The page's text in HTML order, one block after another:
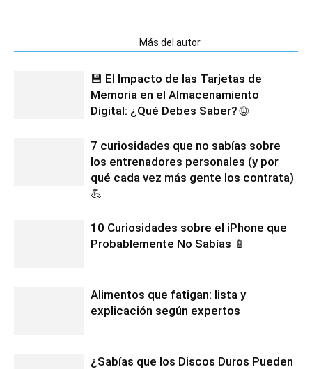
Más del autor
💾 El Impacto de las Tarjetas de
Memoria en el Almacenamiento
Digital: ¿Qué Debes Saber? 🌐
7 curiosidades que no sabías sobre
los entrenadores personales (y por
qué cada vez más gente los contrata)
💪
10 Curiosidades sobre el iPhone que
Probablemente No Sabías 📱
Alimentos que fatigan: lista y
explicación según expertos
¿Sabías que los Discos Duros Pueden